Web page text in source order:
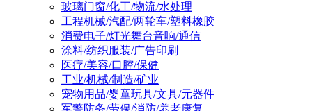
玻璃门窗/化工/物流/水处理
工程机械/汽配/两轮车/塑料橡胶
消费电子/灯光舞台音响/通信
涂料/纺织服装/广告印刷
医疗/美容/口腔/保健
工业/机械/制造/矿业
宠物用品/婴童玩具/文具/元器件
军警防务/劳保/消防/养老康复